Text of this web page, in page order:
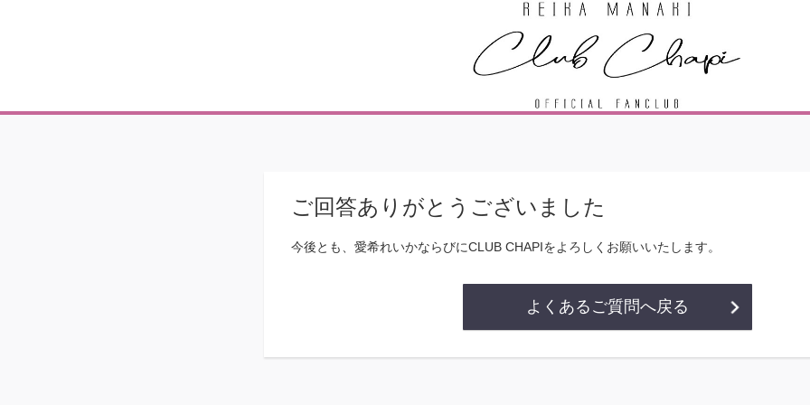
ご回答ありがとうございました
今後とも、愛希れいかならびにCLUB CHAPIをよろしくお願いいたします。
よくあるご質問へ戻る